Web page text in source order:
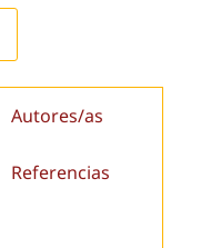
Autores/as
Referencias